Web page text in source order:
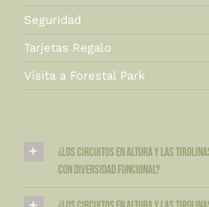
Seguridad
Tarjetas Regalo
Visita a Forestal Park
¿Los circuitos en altura y las
con diversidad funcional?